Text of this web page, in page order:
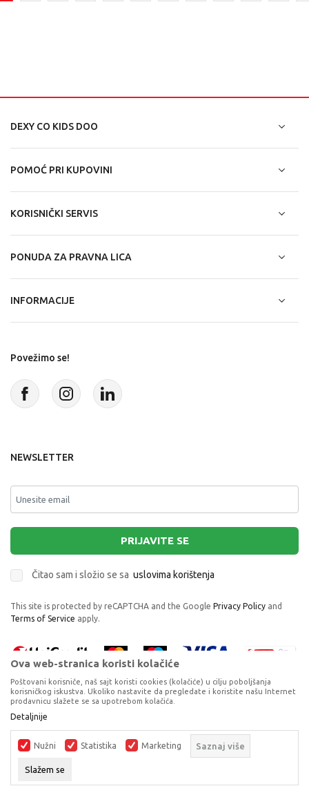
DEXY CO KIDS DOO
POMOĆ PRI KUPOVINI
KORISNIČKI SERVIS
PONUDA ZA PRAVNA LICA
INFORMACIJE
Povežimo se!
NEWSLETTER
PRIJAVITE SE
Čitao sam i složio se sa uslovima korištenja
This site is protected by reCAPTCHA and the Google Privacy Policy and
Terms of Service apply.
Proizvode na sajtu nastojimo da opišemo što je preciznije moguće, ali ne
možemo garantovati da su svi podaci i fotografije, navedeni u okrviru
proizvoda, u potpunosti kompletni i bez grešaka. Svi artikli prikazani na
sajtu su dio naše ponude, ali ne podrazumijeva da su dostupni u svakom
Ova web-stranica koristi kolačiće
Poštovani korisniče, naš sajt koristi cookies (kolačiće) u cilju poboljšanja
korisničkog iskustva. Ukoliko nastavite da pregledate i koristite našu Internet
prodavnicu slažete se sa upotrebom kolačića.
Detaljnije
Nužni Statistika Marketing Saznaj više
Slažem se